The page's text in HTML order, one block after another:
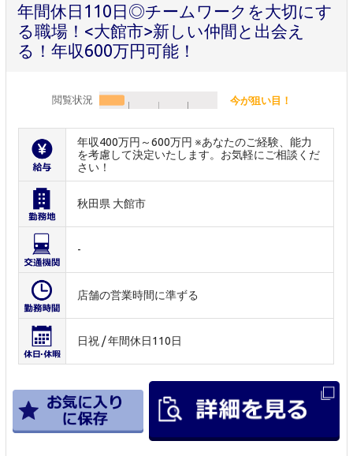
年間休日110日◎チームワークを大切にす
る職場！<大館市>新しい仲間と出会え
る！年収600万円可能！
閲覧状況 今が狙い目！
年収400万円～600万円 ※あなたのご経験、能力
を考慮して決定いたします。お気軽にご相談くだ
さい！
秋田県 大館市
-
店舗の営業時間に準ずる
日祝 / 年間休日110日